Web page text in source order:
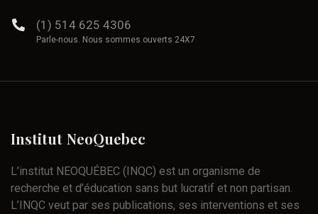
(1) 514 625 4306
Parle-nous. Nous sommes ouverts 24X7
Institut NeoQuebec
L’institut NEOQUÉBEC (INQC) est un organisme de
recherche et d’éducation sans but lucratif et non partisan.
L’INQC veut par ses publications, ses interventions et ses